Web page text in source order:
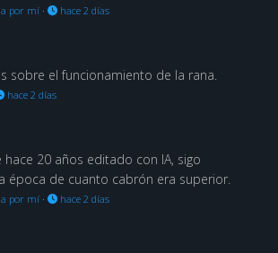
por mí· hace 2 días
sobre el funcionamiento de la rana.
hace 2 días
hace 20 años editado con IA, sigo
época de cuanto cabrón era superior.
por mí· hace 2 días